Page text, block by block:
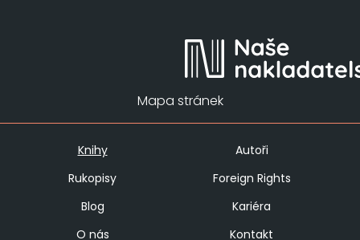
Mapa stránek
Knihy
Autoři
Rukopisy
Foreign Rights
Blog
Kariéra
O nás
Kontakt